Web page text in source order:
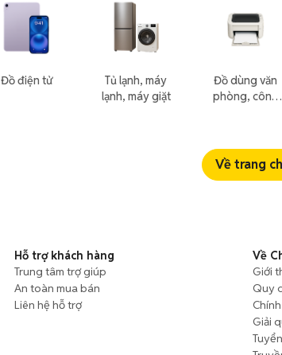
Đồ điện tử
Tủ lạnh, máy
lạnh, máy giặt
Đồ dùng văn
phòng, công
Về trang
Hỗ trợ khách hàng
Trung tâm trợ giúp
An toàn mua bán
Liên hệ hỗ trợ
Về
Giới
Quy
Giải